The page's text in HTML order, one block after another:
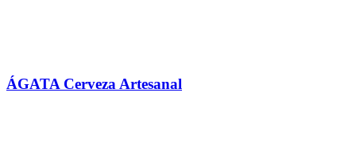
ÁGATA Cerveza Artesanal